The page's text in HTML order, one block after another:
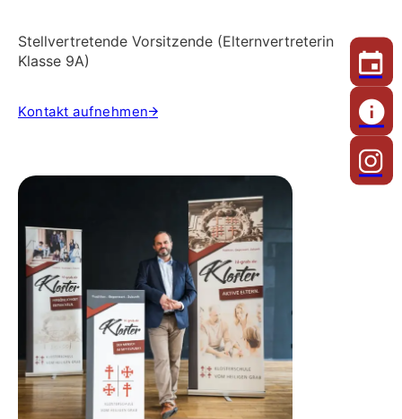
Stellvertretende Vorsitzende (Elternvertreterin
Klasse 9A)
Kontakt aufnehmen